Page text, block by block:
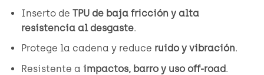
Inserto de TPU de baja fricción y alta
resistencia al desgaste.
Protege la cadena y reduce ruido y vibración.
Resistente a impactos, barro y uso off-road.